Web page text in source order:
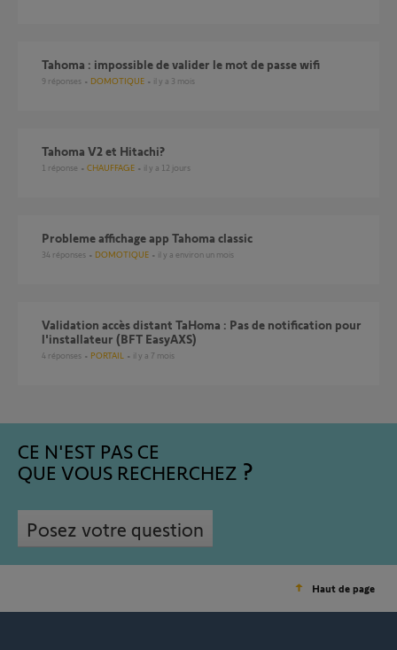
Tahoma : impossible de valider le mot de passe wifi
9 réponses DOMOTIQUE il y a 3 mois
Tahoma V2 et Hitachi?
1 réponse CHAUFFAGE il y a 12 jours
Probleme affichage app Tahoma classic
34 réponses DOMOTIQUE il y a environ un mois
Validation accès distant TaHoma : Pas de notification pour
l'installateur (BFT EasyAXS)
4 réponses PORTAIL il y a 7 mois
CE N'EST PAS CE
QUE VOUS RECHERCHEZ
Posez votre question
Haut de page